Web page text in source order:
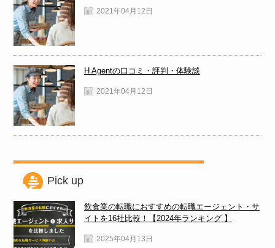
2021年04月12日
H Agentの口コミ・評判・体験談
2021年04月12日
Pick up
飲食業の転職におすすめの転職エージェント・サ
イトを16社比較！【2024年ランキング 】
2025年04月13日